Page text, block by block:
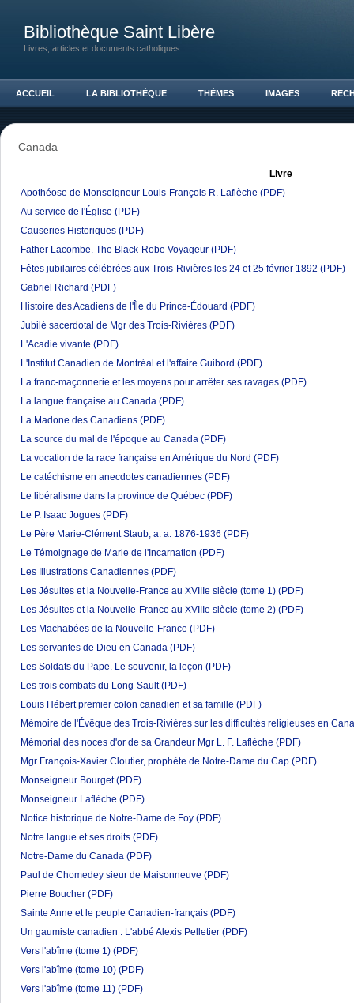
Bibliothèque Saint Libère
Livres, articles et documents catholiques
ACCUEIL LA BIBLIOTHÈQUE THÈMES IMAGES
Canada
Livre
Apothéose de Monseigneur Louis-François R. Laflèche (PDF)
Au service de l'Église (PDF)
Causeries Historiques (PDF)
Father Lacombe. The Black-Robe Voyageur (PDF)
Fêtes jubilaires célébrées aux Trois-Rivières les 24 et 25 février 1892 (PDF)
Gabriel Richard (PDF)
Histoire des Acadiens de l'Île du Prince-Édouard (PDF)
Jubilé sacerdotal de Mgr des Trois-Rivières (PDF)
L'Acadie vivante (PDF)
L'Institut Canadien de Montréal et l'affaire Guibord (PDF)
La franc-maçonnerie et les moyens pour arrêter ses ravages (PDF)
La langue française au Canada (PDF)
La Madone des Canadiens (PDF)
La source du mal de l'époque au Canada (PDF)
La vocation de la race française en Amérique du Nord (PDF)
Le catéchisme en anecdotes canadiennes (PDF)
Le libéralisme dans la province de Québec (PDF)
Le P. Isaac Jogues (PDF)
Le Père Marie-Clément Staub, a. a. 1876-1936 (PDF)
Le Témoignage de Marie de l'Incarnation (PDF)
Les Illustrations Canadiennes (PDF)
Les Jésuites et la Nouvelle-France au XVIIIe siècle (tome 1) (PDF)
Les Jésuites et la Nouvelle-France au XVIIIe siècle (tome 2) (PDF)
Les Machabées de la Nouvelle-France (PDF)
Les servantes de Dieu en Canada (PDF)
Les Soldats du Pape. Le souvenir, la leçon (PDF)
Les trois combats du Long-Sault (PDF)
Louis Hébert premier colon canadien et sa famille (PDF)
Mémoire de l'Évêque des Trois-Rivières sur les difficultés religieuses en
Mémorial des noces d'or de sa Grandeur Mgr L. F. Laflèche (PDF)
Mgr François-Xavier Cloutier, prophète de Notre-Dame du Cap (PDF)
Monseigneur Bourget (PDF)
Monseigneur Laflèche (PDF)
Notice historique de Notre-Dame de Foy (PDF)
Notre langue et ses droits (PDF)
Notre-Dame du Canada (PDF)
Paul de Chomedey sieur de Maisonneuve (PDF)
Pierre Boucher (PDF)
Sainte Anne et le peuple Canadien-français (PDF)
Un gaumiste canadien : L'abbé Alexis Pelletier (PDF)
Vers l'abîme (tome 1) (PDF)
Vers l'abîme (tome 10) (PDF)
Vers l'abîme (tome 11) (PDF)